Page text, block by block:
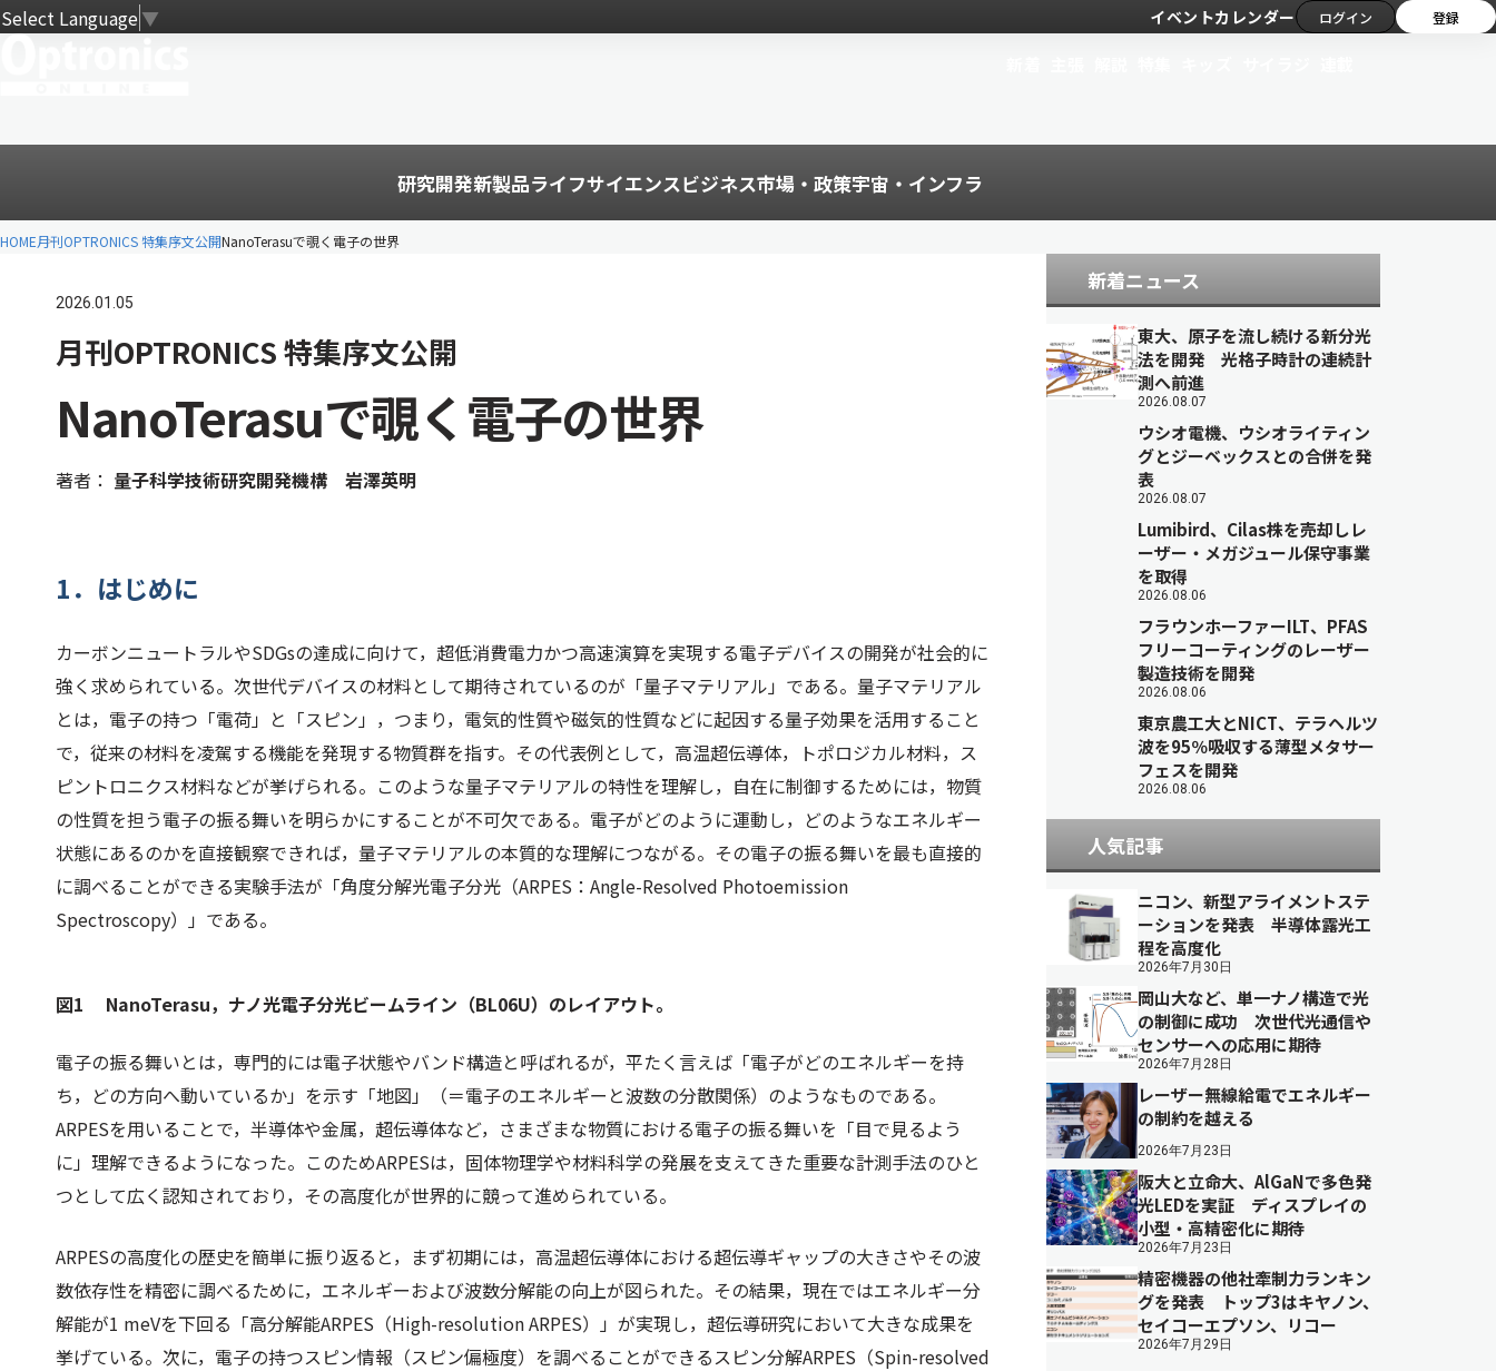
Select Language▼ イベントカレンダー ログイン 登録
研究開発新製品ライフサイエンスビジネス市場・政策宇宙・インフラ
HOME月刊OPTRONICS 特集序文公開NanoTerasuで覗く電子の世界
2026.01.05
月刊OPTRONICS 特集序文公開
NanoTerasuで覗く電子の世界
著者： 量子科学技術研究開発機構 岩澤英明
1．はじめに
カーボンニュートラルやSDGsの達成に向けて，超低消費電力かつ高速演算を実現する電子デバイスの開発が社会的に
強く求められている。次世代デバイスの材料として期待されているのが「量子マテリアル」である。量子マテリアル
とは，電子の持つ「電荷」と「スピン」，つまり，電気的性質や磁気的性質などに起因する量子効果を活用すること
で，従来の材料を凌駕する機能を発現する物質群を指す。その代表例として，高温超伝導体，トポロジカル材料，ス
ピントロニクス材料などが挙げられる。このような量子マテリアルの特性を理解し，自在に制御するためには，物質
の性質を担う電子の振る舞いを明らかにすることが不可欠である。電子がどのように運動し，どのようなエネルギー
状態にあるのかを直接観察できれば，量子マテリアルの本質的な理解につながる。その電子の振る舞いを最も直接的
に調べることができる実験手法が「角度分解光電子分光（ARPES：Angle-Resolved Photoemission
Spectroscopy）」である。
図1 NanoTerasu，ナノ光電子分光ビームライン（BL06U）のレイアウト。
電子の振る舞いとは，専門的には電子状態やバンド構造と呼ばれるが，平たく言えば「電子がどのエネルギーを持
ち，どの方向へ動いているか」を示す「地図」（＝電子のエネルギーと波数の分散関係）のようなものである。
ARPESを用いることで，半導体や金属，超伝導体など，さまざまな物質における電子の振る舞いを「目で見るよう
に」理解できるようになった。このためARPESは，固体物理学や材料科学の発展を支えてきた重要な計測手法のひと
つとして広く認知されており，その高度化が世界的に競って進められている。
ARPESの高度化の歴史を簡単に振り返ると，まず初期には，高温超伝導体における超伝導ギャップの大きさやその波
数依存性を精密に調べるために，エネルギーおよび波数分解能の向上が図られた。その結果，現在ではエネルギー分
解能が1 meVを下回る「高分解能ARPES（High-resolution ARPES）」が実現し，超伝導研究において大きな成果を
挙げている。次に，電子の持つスピン情報（スピン偏極度）を調べることができるスピン分解ARPES（Spin-resolved
新着ニュース
東大、原子を流し続ける新分光
法を開発 光格子時計の連続計
測へ前進
2026.08.07
ウシオ電機、ウシオライティン
グとジーベックスとの合併を発
表
2026.08.07
Lumibird、Cilas株を売却しレ
ーザー・メガジュール保守事業
を取得
2026.08.06
フラウンホーファーILT、PFAS
フリーコーティングのレーザー
製造技術を開発
2026.08.06
東京農工大とNICT、テラヘルツ
波を95％吸収する薄型メタサー
フェスを開発
2026.08.06
人気記事
ニコン、新型アライメントステ
ーションを発表 半導体露光工
程を高度化
2026年7月30日
岡山大など、単一ナノ構造で光
の制御に成功 次世代光通信や
センサーへの応用に期待
2026年7月28日
レーザー無線給電でエネルギー
の制約を越える
2026年7月23日
阪大と立命大、AlGaNで多色発
光LEDを実証 ディスプレイの
小型・高精密化に期待
2026年7月23日
精密機器の他社牽制力ランキン
グを発表 トップ3はキヤノン、
セイコーエプソン、リコー
2026年7月29日